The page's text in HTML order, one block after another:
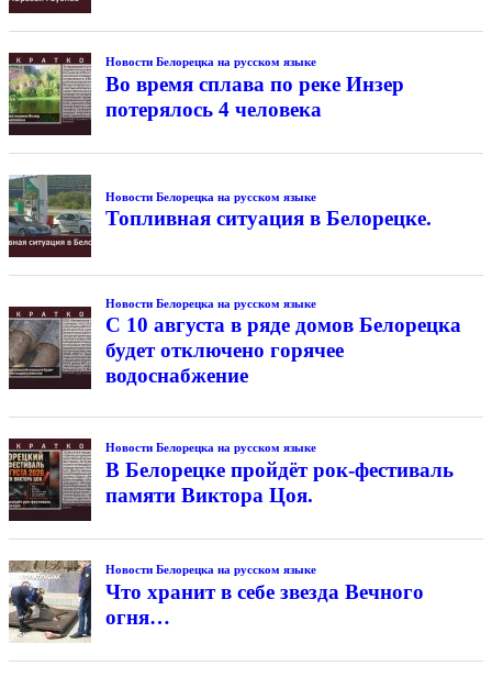
Новости Белорецка на русском языке
Во время сплава по реке Инзер
потерялось 4 человека
Новости Белорецка на русском языке
Топливная ситуация в Белорецке.
Новости Белорецка на русском языке
С 10 августа в ряде домов Белорецка
будет отключено горячее
водоснабжение
Новости Белорецка на русском языке
В Белорецке пройдёт рок-фестиваль
памяти Виктора Цоя.
Новости Белорецка на русском языке
Что хранит в себе звезда Вечного
огня…